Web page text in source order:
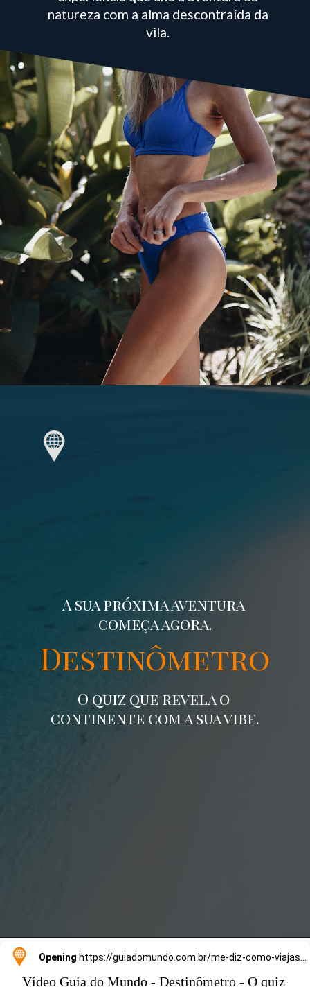
natureza com a alma descontraída da
vila.
Destinômetro
O quiz que revela o
continente com a sua vibe.
A sua próxima aventura
começa agora.
Opening
Vídeo Guia do Mundo - Destinômetro - O quiz